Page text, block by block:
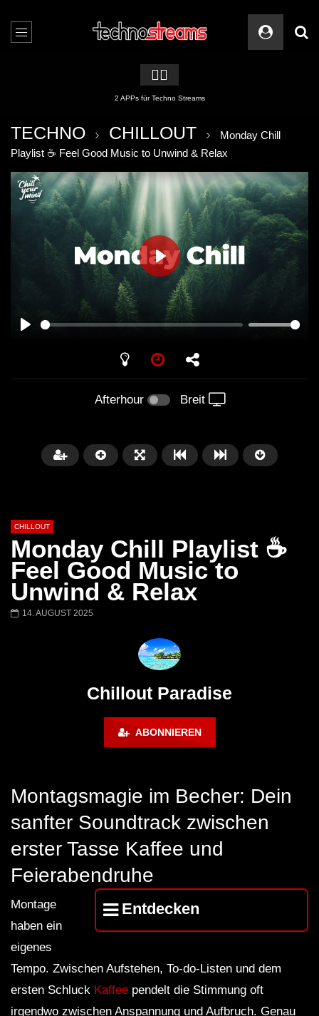
🏳️‍🌈
2 APPs für Techno Streams
TECHNO CHILLOUT
Monday Chill
Playlist ☕ Feel Good Music to Unwind & Relax
PLAY
Afterhour Breit
Später
01:02:49
Calm & Relaxing Background
Music 🍓 Chill, Study, Work,
CHILLOUT
Monday Chill Playlist ☕
Feel Good Music to
Unwind & Relax
14. AUGUST 2025
Chillout Paradise
ABONNIEREN
Montagsmagie im Becher: Dein
sanfter Soundtrack zwischen
erster Tasse Kaffee und
Feierabendruhe
Entdecken
Montage
haben ein
eigenes
Tempo. Zwischen Aufstehen, To-do-Listen und dem
ersten Schluck Kaffee pendelt die Stimmung oft
irgendwo zwischen Anspannung und Aufbruch. Genau